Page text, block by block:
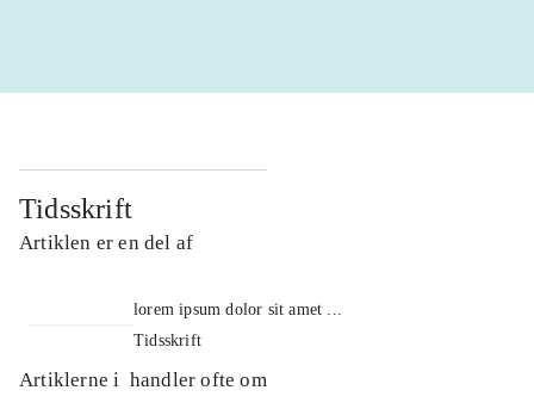
Tidsskrift
Artiklen er en del af
lorem ipsum dolor sit amet ...
Tidsskrift
Artiklerne i handler ofte om